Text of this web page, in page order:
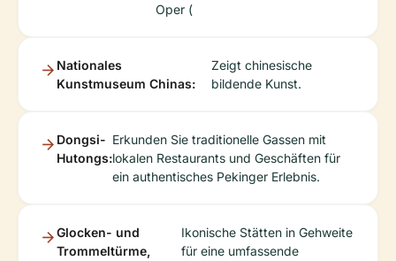
Oper (
Nationales
Kunstmuseum Chinas:
Zeigt chinesische
bildende Kunst.
Dongsi-
Hutongs:
Erkunden Sie traditionelle Gassen mit
lokalen Restaurants und Geschäften für
ein authentisches Pekinger Erlebnis.
Glocken- und
Trommeltürme,
Ikonische Stätten in Gehweite
für eine umfassende